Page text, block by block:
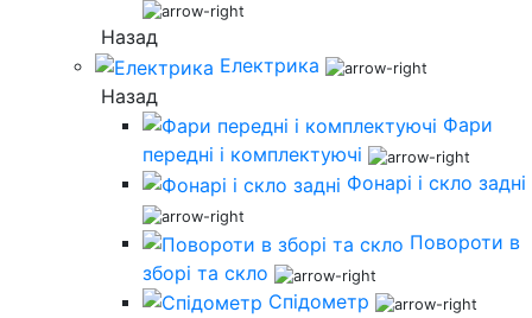
Назад
Електрика
Назад
Фари
передні і комплектуючі
Фонарі і скло задні
Повороти в
зборі та скло
Спідометр